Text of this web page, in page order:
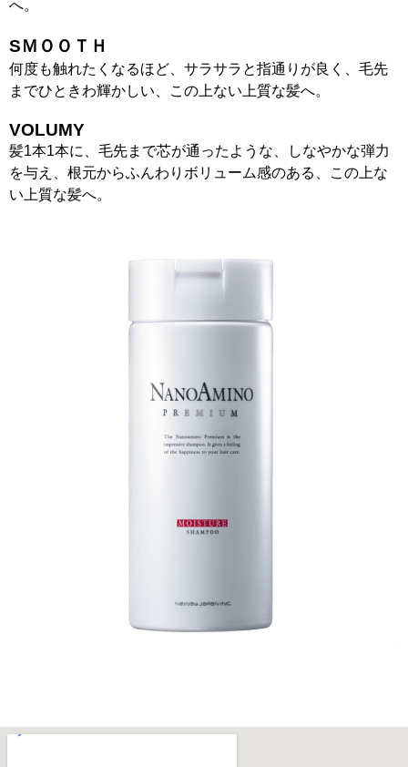
へ。
SＭＯＯＴＨ
何度も触れたくなるほど、サラサラと指通りが良く、毛先
までひときわ輝かしい、この上ない上質な髪へ。
VOLUMY
髪1本1本に、毛先まで芯が通ったような、しなやかな弾力
を与え、根元からふんわりボリューム感のある、この上な
い上質な髪へ。